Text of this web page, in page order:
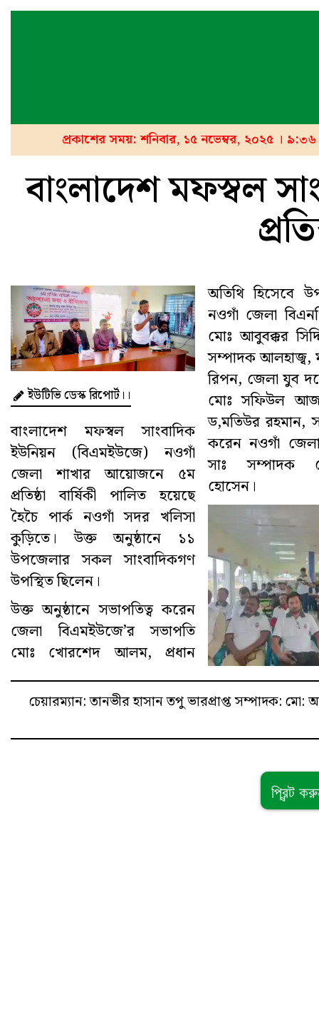
প্রকাশের সময়: শনিবার, ১৫ নভেম্বর, ২০২৫ ।
বাংলাদেশ মফস্বল
ইউটিভি ডেস্ক রিপোর্ট।।
বাংলাদেশ মফস্বল সাংবাদিক
ইউনিয়ন (বিএমইউজে) নওগাঁ
জেলা শাখার আয়োজনে ৫ম
প্রতিষ্ঠা বার্ষিকী পালিত হয়েছে
হৈচৈ পার্ক নওগাঁ সদর খলিসা
কুড়িতে। উক্ত অনুষ্ঠানে ১১
উপজেলার সকল সাংবাদিকগণ
উপস্থিত ছিলেন।
উক্ত অনুষ্ঠানে সভাপতিত্ব করেন
জেলা বিএমইউজে’র সভাপতি
মোঃ খোরশেদ আলম, প্রধান
অতিথি হিসেবে
নওগাঁ জেলা
মোঃ আবুবক্কর
সম্পাদক আলহাজ্ব,
রিপন, জেলা যুব
মোঃ সফিউল
ড,মতিউর রহমান,
করেন নওগাঁ
সাঃ সম্পাদক
হোসেন।
চেয়ারম্যান: তানভীর হাসান তপুভারপ্রাপ্ত সম্পাদক:
প্রিন্ট